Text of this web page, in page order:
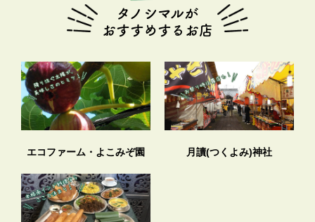
タノシマルが
おすすめするお店
エコファーム・よこみぞ園 月讀(つくよみ)神社